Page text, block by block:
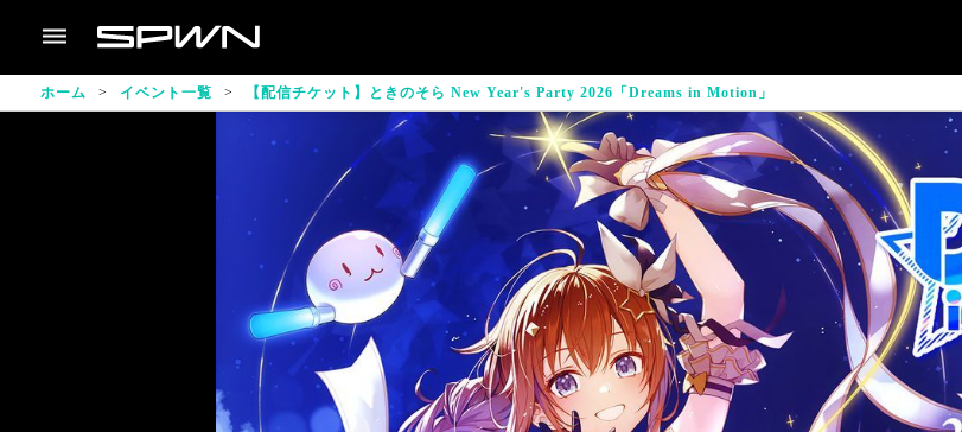
ホーム イベント一覧 【配信チケット】ときのそら New Year's Party 2026「Dreams in Motion」